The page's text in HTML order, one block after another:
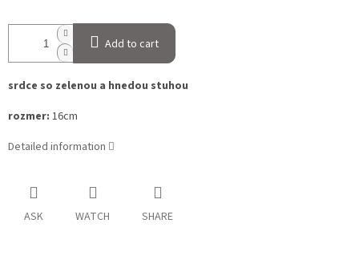
Add to cart
srdce so zelenou a hnedou stuhou
rozmer: 16cm
Detailed information
ASK WATCH SHARE